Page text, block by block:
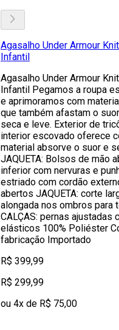
Agasalho Under Armour
Infantil
Agasalho Under Armour
Infantil Pegamos a roupa
e aprimoramos com
que também afastam o
seca e leve. Exterior de
interior escovado oferece
material absorve o suor e
JAQUETA: Bolsos de mão
inferior com nervuras e
estriado com cordão
abertos JAQUETA: corte
alongada nos ombros para
CALÇAS: pernas ajustadas
elásticos 100% Poliéster
fabricação Importado
R$ 399,99
R$ 299,99
ou 4x de R$ 75,00